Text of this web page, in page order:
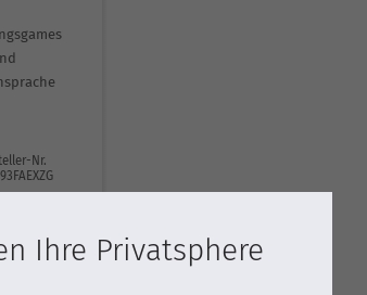
Ihre Privatsphere
AUF WUNSCHLISTE
Nr.